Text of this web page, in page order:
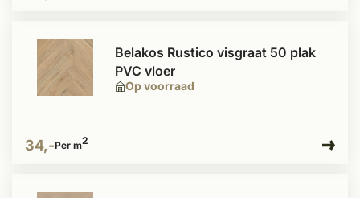
Op voorraad
Belakos Rustico visgraat 50 plak
PVC vloer
34,-Per m2